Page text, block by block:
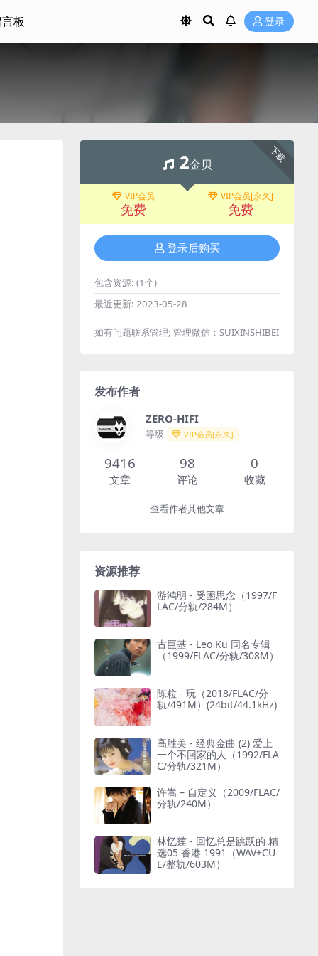
板 登录
下载
2金贝
VIP会员
免费
VIP会员[永久]
免费
登录后购买
包含资源: (1个)
最近更新: 2023-05-28
如有问题联系管理; 管理微信：SUIXINSHIBEI
发布作者
ZERO-HIFI
等级 VIP会员[永久]
9416
文章
98
评论
0
收藏
查看作者其他文章
资源推荐
游鸿明 - 受困思念（1997/F
LAC/分轨/284M）
古巨基 - Leo Ku 同名专辑
（1999/FLAC/分轨/308M）
陈粒 - 玩（2018/FLAC/分
轨/491M）(24bit/44.1kHz)
高胜美 - 经典金曲 (2) 爱上
一个不回家的人（1992/FLA
C/分轨/321M）
许嵩 – 自定义（2009/FLAC/
分轨/240M）
林忆莲 - 回忆总是跳跃的 精
选05 香港 1991（WAV+CU
E/整轨/603M）